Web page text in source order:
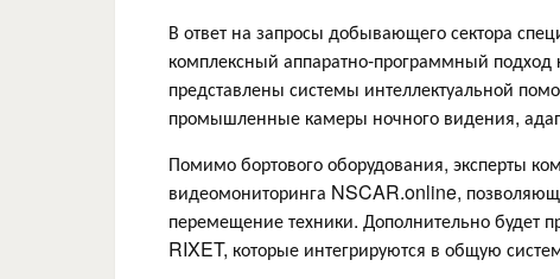
В ответ на запросы добывающего сектора
комплексный аппаратно-программный подход
представлены системы интеллектуальной
промышленные камеры ночного видения,
Помимо бортового оборудования, эксперты
видеомониторинга NSCAR.online,
перемещение техники. Дополнительно будет
RIXET, которые интегрируются в общую